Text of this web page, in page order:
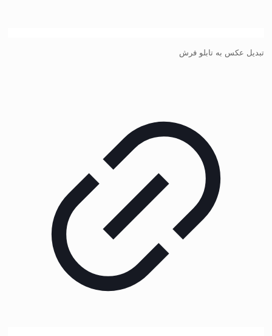
تبدیل عکس به تابلو فرش